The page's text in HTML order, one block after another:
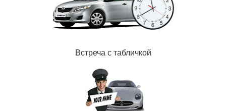
Встреча с табличкой